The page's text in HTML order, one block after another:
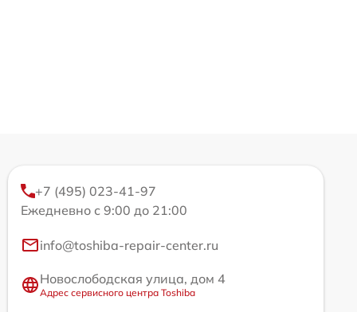
+7 (495) 023-41-97
Ежедневно с 9:00 до 21:00
info@toshiba-repair-center.ru
Новослободская улица, дом 4
Адрес сервисного центра Toshiba